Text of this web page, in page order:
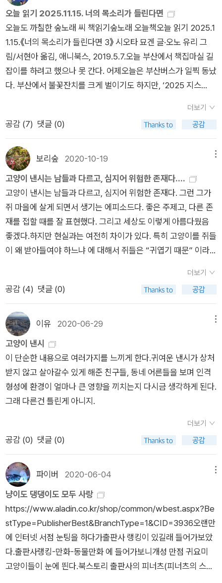
게 목을 추스르네. 남이 알아보지 않더라도 노래빛을 피운 분이라
면 언제이고 새롭게 빛을 보리라. 《고양이 왕》을 되새긴다. 얼핏
보면 ‘집고양이’는 마치 임금님처럼 군다고 여길 만하다. 그런데
사람이 길들였을 뿐이다. 고양이 스스로 콧대가 높거나 멍청하게
굴지 않는다. “길든 집고양이”가 얼마나 멍청하게 뒹구는지 보여
주면서 “서울(도시)에 길든 사람”을 넌지시 나무라려는 뜻일 수
있지만, 사람을 나무라려면 사람을 나무랄 노릇이고, 사람이 집고
양이한테서 들빛을 어떻게 빼앗았는지 짚을 노릇이라고 본다. 뭇
목숨 가운데 사람하고 눈을 똑바로 마주하면서 오래도록 쳐다보
일 때라야, 붓끝을 제대로 펼 만하겠지.#Le Roi-Chat #Jeremi
eMoreau #SelynnLeeㅍㄹㄴ글 : 숲노래·파란놀(최종규). 낱말
책과 노래를 쓴다. 숲을 품은 시골에서 산다. 살림을 짓는 하루를
가꾼다. 《열두 달 소꿉노래》, 《풀꽃나무 들숲노래 동시 따라쓰
기》, 《새로 쓰는 말밑 꾸러미 사전》, 《미래세대를 위한 우리말과
문해력》, 《들꽃내음 따라 걷다가 작은책집을 보았습니다》, 《우리
말꽃》, 《쉬운 말이 평화》, 《곁말》, 《책숲마실》, 《우리말 수수께끼
동시》, 《시골에서 살림 짓는 즐거움》, 《이오덕 마음 읽기》를 썼
s.naver.com/mnews/article/001/0016165833?rc=N&nty
외'https://n.news.naver.com/article/659/0000044782정
권교체 대신 택한 이것…트럼프가 이란을 무너뜨리지 않은 이유 |
실체 | 이윤정의 이슈브리핑https://www.youtube.com/watc
s.naver.com/mnews/article/215/0001256376?sid=101[단
독] 美는 中 드론 국경서 막는데… 韓 국방부는 송수신 부품 “추
후 국산화”https://www.newsroad.co.kr/news/articleVie
w.html?idxno=60998여론조사 4건 보니, 李지지율 하락 지속
'유시민의 비판 부정적 작용할듯'https://n.news.naver.com/m
news/article/006/0000136500?sid=100李대통령 지지율 6
주 연속 하락… 긍정 평가 46.5% 부정 평가 49.5%https://n.ne
ws.naver.com/mnews/article/023/0003984649?sid=16
2한국 철강, EU '46% 쿼터 삭감 폭탄' 피해…19.7% 감소로 방어
(종합)https://n.news.naver.com/mnews/article/001/0016
168268?sid=101(일본) 비자 가격이 5배 폭등한 이유https://
오늘 읽기 2025.11.15. 너의 목소리가 들린다면
오늘도 까칠한 숲노래 씨 책읽기숲노래 오늘책오늘 읽기 2025.1
1.15.《너의 목소리가 들린다면 3》 시오타 묘겐 글·오노 유리 그
림/서현아 옮김, 애니북스, 2019.5.7.오늘 부산에서 책집마실 길
잡이를 하려고 했으나 못 간다. 어제오늘은 부산버스가 일찍 동났
다. 부산에서 불꽃잔치를 크게 벌이기도 하지만, ‘2025 지스
과 해날을 집에서 느긋이 보내는지 모를 만큼 올해는 휘몰아치듯
바깥일을 다녔다. 바깥일을 좀 한 탓인지, ‘올해 벌이’가 늘었다며
네. 그러려니 해야지 어쩌나. 그런데 가난집인 나한테 나라가 베
푸는 바는 ‘손전화 한 달 1만 원 에누리 + 전기삯 한 달 1만 원 에
누리’ 두 가지이다. 한 해에 ‘24만 원씩’ 베푸는 셈이니 가난집으
로는 고마운 노릇이되, 한 달 2만 원 이바지돈으로 너무 티내지
않나? 한 달 24만 원도 아닌 한 해 24만 원이면서. “가난한 주제
에 왜 일을 해서 돈을 버느냐? ‘탈락’하고 싶냐?”는 말씨로 알리
는 고을일꾼 목소리를 듣다가 조금 울컥했다. 가난하기에 더 땀내
어 이 일 저 일 붙드는 삶이지 않나? 땀흘려 일하는 가난일꾼한테
더 힘내라고 해야 맞지 않나? 《너의 목소리가 들린다면》은 길짐
승을 거두어 보살피는 스님이 길짐승 마음을 조금씩 느끼고 읽는
데, 이 그림꽃은 영 못 읽히다가 사라졌다. 모든 고양이책이 다 잘
팔리지는 않겠지. 게다가 ‘귀염귀염 그림’보다는 ‘아프고 다치는
삶’을 그리는 얼거리라서 읽기에 안 만만할 수 있다. 길에서도 마
을에서도 별에서도 모든 숨결은 반짝인다.#?田妙玄 #ペットの
聲が聞こえたら #オノユウリㅍㄹㄴ글 : 숲노래·파란놀(최종
규). 낱말책을 쓴다. 《풀꽃나무 들숲노래 동시 따라쓰기》, 《새로
쓰는 말밑 꾸러미 사전》, 《미래세대를 위한 우리말과 문해력》,
《시골에서 살림 짓는 즐거움》, 《이오덕 마음 읽기》을 썼다. blog.
동 민사소송 '정치 뺀 해설서' [추적+]https://n.news.naver.co
m/article/665/0000006167?cds=news_media_pc&type
[視리즈]https://n.news.naver.com/article/665/00000061
62정청래 '세계적 명성 날린 임요환, 이윤열, 홍진호, 마재윤'?htt
더보기
공감 (7) 댓글 (0)
보리숲 2020-10-19
고양이 낸시는 남들과 다르고, 심지어 위험한 존재다....
고양이 낸시는 남들과 다르고, 심지어 위험한 존재다. 그런 그가
쥐 마을에 살게 되면서 생기는 에피소드다. 좋은 주제고, 다른 존
재를 접할 때를 잘 표현했다. 그리고 세상도 이렇게 아름다웠음
좋겠다.하지만 현실과는 여전히 차이가 있다. 특히 고양이를 쥐들
이 왜 받아들여야 하느냐 에 대해서 쥐들은 “귀엽기 때문” 이라
하지 않는다. 아무튼 고양이를 좋아하는 이에겐 더없이 사랑스러
울 책이고, 그렇게 심각하게 읽을 책은 아니겠다.
더보기
공감 (4) 댓글 (0)
이유 2020-06-29
고양이 낸시
이 단순한 내용으로 여러가지를 느끼게 한다.귀여운 낸시가 상처
받지 않고 살아갈수 있게 해준 친구들, 동네 어른들을 보며 인격
형성에 환경이 얼마나 큰 영향을 끼치는지 다시금 생각하게 된다.
그래 다른건 틀린게 아니지.
더보기
공감 (0) 댓글 (0)
파이버 2020-06-04
냥이도 댕댕이도 모두 사랑
https://www.aladin.co.kr/shop/common/wbest.aspx?Be
stType=PublisherBest&BranchType=1&CID=3936오랜만
에 인터넷 서점 눈팅을 하다가출판사 랭킹이 있길래 들어가보았
다.출판사랭킹-만화-동물만화 에 들어가보니개성 만점 귀요미
고양이들이 눈에 띈다.북스토리 출판사의 피너츠(피너츠의 스누